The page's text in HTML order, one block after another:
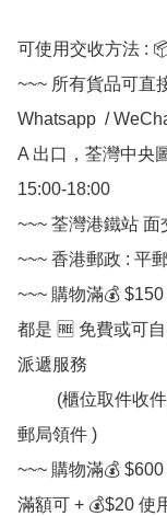
可使用交收方法 :
~~~ 所有貨品可直
Whatsapp  /
A 出口，荃灣中央
15:00-18:00
~~~ 荃灣港鐵站
~~~ 香港郵政 : 平
~~~ 購物滿💰
都是 🆓 免費或可
派遞服務
郵局領件 )
~~~ 購物滿💰
滿額可 + 💰$20 使